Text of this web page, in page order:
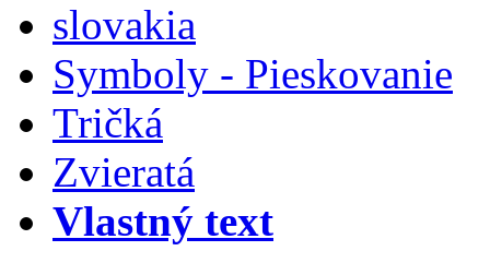
slovakia
Symboly - Pieskovanie
Tričká
Zvieratá
Vlastný text